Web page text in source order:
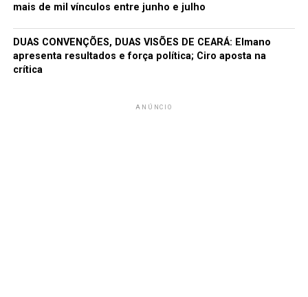
redacao
mais de mil vínculos entre junho e julho
DUAS CONVENÇÕES, DUAS VISÕES DE CEARÁ: Elmano
apresenta resultados e força política; Ciro aposta na
crítica
ANÚNCIO